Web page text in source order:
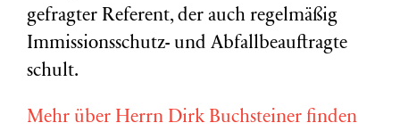
gefragter Referent, der auch regelmäßig
Immissionsschutz- und Abfallbeauftragte
schult.
Mehr über Herrn Dirk Buchsteiner finden